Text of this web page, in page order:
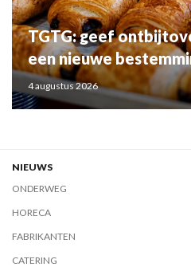
TGTG: geef
een nieuwe
4 augustus 2026
NIEUWS
ONDERWEG
HORECA
FABRIKANTEN
CATERING